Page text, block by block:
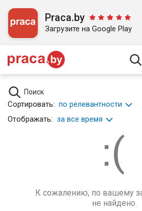
Praca.by
Загрузите на Google Play
Поиск
Сортировать: по релевантности
Отображать: за все время
К сожалению, по вашему
не найдено.